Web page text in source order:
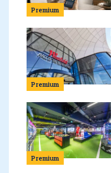
Premium
Premium
Premium